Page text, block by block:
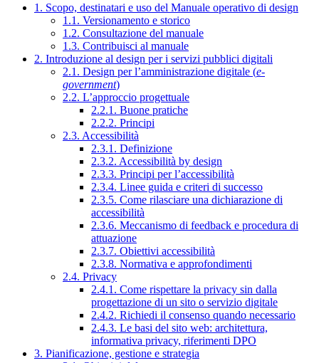
1. Scopo, destinatari e uso del Manuale operativo di design
1.1. Versionamento e storico
1.2. Consultazione del manuale
1.3. Contribuisci al manuale
2. Introduzione al design per i servizi pubblici digitali
2.1. Design per l’amministrazione digitale (e-
government)
2.2. L’approccio progettuale
2.2.1. Buone pratiche
2.2.2. Principi
2.3. Accessibilità
2.3.1. Definizione
2.3.2. Accessibilità by design
2.3.3. Principi per l’accessibilità
2.3.4. Linee guida e criteri di successo
2.3.5. Come rilasciare una dichiarazione di
accessibilità
2.3.6. Meccanismo di feedback e procedura di
attuazione
2.3.7. Obiettivi accessibilità
2.3.8. Normativa e approfondimenti
2.4. Privacy
2.4.1. Come rispettare la privacy sin dalla
progettazione di un sito o servizio digitale
2.4.2. Richiedi il consenso quando necessario
2.4.3. Le basi del sito web: architettura,
informativa privacy, riferimenti DPO
3. Pianificazione, gestione e strategia